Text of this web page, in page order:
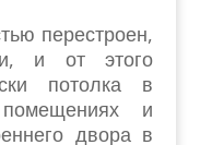
перестроен,
и от этого
потолка в
помещениях и
двора в